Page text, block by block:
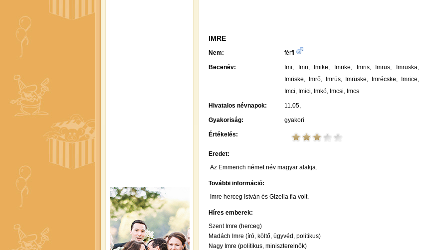
IMRE
Nem: férfi
Becenév:
Imi, Imri, Imike, Imrike, Imris, Imrus, Imruska,
Imriske, Imrő, Imrüs, Imrüske, Imrécske, Imrice,
Imci, Imici, Imkó, Imcsi, Imcs
Hivatalos névnapok: 11.05,
Gyakoriság: gyakori
Értékelés:
Eredet:
Az Emmerich német név magyar alakja.
További információ:
Imre herceg István és Gizella fia volt.
Híres emberek:
Szent Imre (herceg)
Madách Imre (író, költő, ügyvéd, politikus)
Nagy Imre (politikus, miniszterelnök)